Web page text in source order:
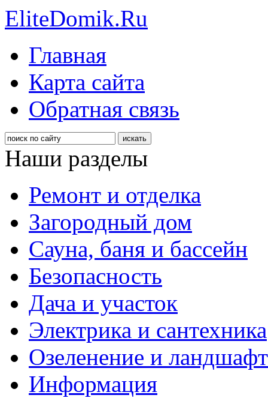
EliteDomik.Ru
Главная
Карта сайта
Обратная связь
Наши разделы
Ремонт и отделка
Загородный дом
Сауна, баня и бассейн
Безопасность
Дача и участок
Электрика и сантехника
Озеленение и
Информация